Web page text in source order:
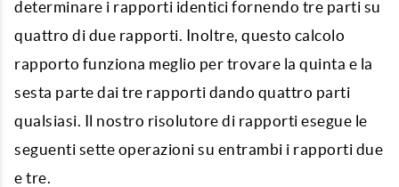
determinare i rapporti identici fornendo tre parti su
quattro di due rapporti. Inoltre, questo calcolo
rapporto funziona meglio per trovare la quinta e la
sesta parte dai tre rapporti dando quattro parti
qualsiasi. Il nostro risolutore di rapporti esegue le
seguenti sette operazioni su entrambi i rapporti due
e tre.